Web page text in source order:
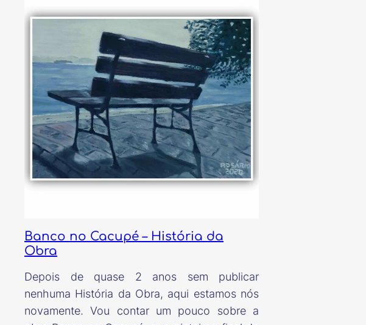
Banco no Cacupé – História da
Obra
Depois de quase 2 anos sem publicar
nenhuma História da Obra, aqui estamos nós
novamente. Vou contar um pouco sobre a